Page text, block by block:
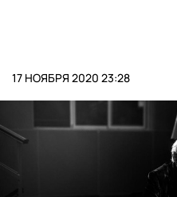
17 НОЯБРЯ 2020 23:28